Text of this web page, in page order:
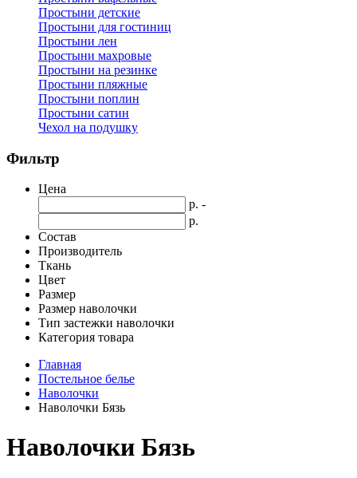
Простыни детские
Простыни для гостиниц
Простыни лен
Простыни махровые
Простыни на резинке
Простыни пляжные
Простыни поплин
Простыни сатин
Чехол на подушку
Фильтр
Цена
р. -
р.
Состав
Производитель
Ткань
Цвет
Размер
Размер наволочки
Тип застежки наволочки
Категория товара
Главная
Постельное белье
Наволочки
Наволочки Бязь
Наволочки Бязь